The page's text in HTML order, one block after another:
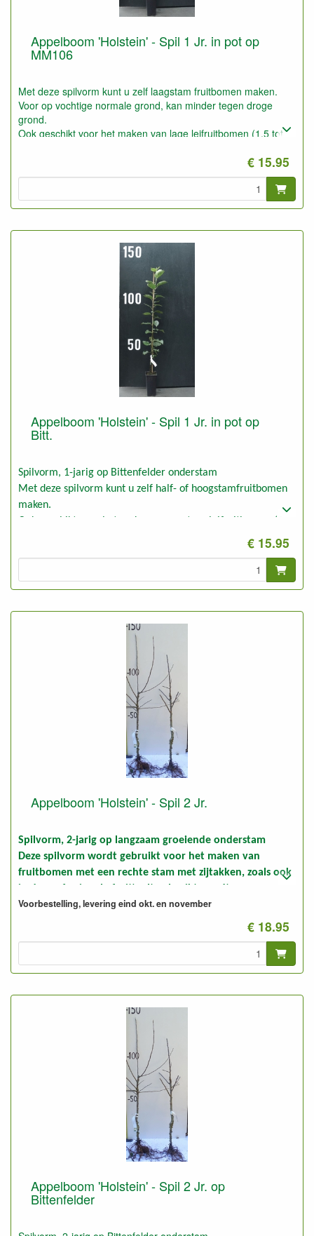
Appelboom 'Holstein' - Spil 1 Jr. in pot op
MM106
Met deze spilvorm kunt u zelf laagstam fruitbomen maken.
Voor op vochtige normale grond, kan minder tegen droge
grond.
Ook geschikt voor het maken van lage leifruitbomen (1,5 tot
Op zeer goede gronden ook geschikt voor Halfstam.
Geeft snel en goed vruchten
€ 15.95
Appelboom 'Holstein' - Spil 1 Jr. in pot op
Bitt.
Spilvorm, 1-jarig op Bittenfelder onderstam
Met deze spilvorm kunt u zelf half- of hoogstamfruitbomen
maken.
€ 15.95
Appelboom 'Holstein' - Spil 2 Jr.
Spilvorm, 2-jarig op langzaam groeiende onderstam
Deze spilvorm wordt gebruikt voor het maken van
fruitbomen met een rechte stam met zijtakken, zoals ook
in de professionele fruitteelt gebruikt wordt.
Ook geschikt voor een fruithaag.
Alleen gebruiken op zeer goede gronden of de grond
Voorbestelling, levering eind okt. en november
€ 18.95
Appelboom 'Holstein' - Spil 2 Jr. op
Bittenfelder